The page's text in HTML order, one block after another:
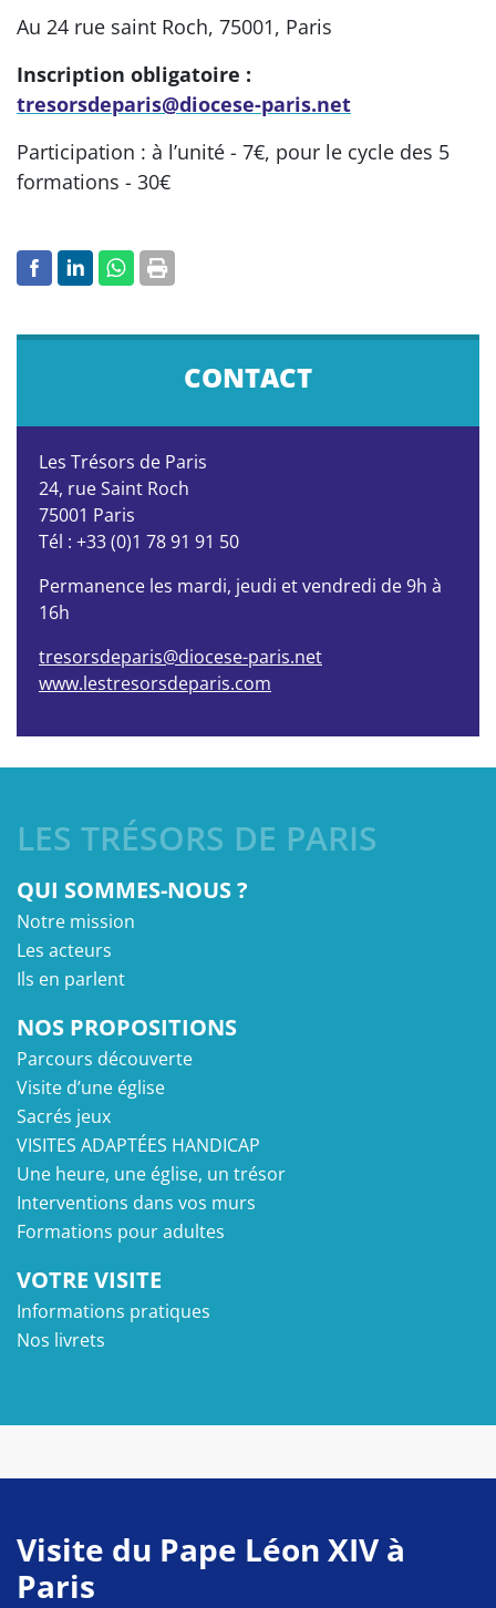
Au 24 rue saint Roch, 75001, Paris
Inscription obligatoire :
tresorsdeparis@diocese-paris.net
Participation : à l’unité - 7€, pour le cycle des 5
formations - 30€
CONTACT
Les Trésors de Paris
24, rue Saint Roch
75001 Paris
Tél : +33 (0)1 78 91 91 50
Permanence les mardi, jeudi et vendredi de 9h à
16h
tresorsdeparis@diocese-paris.net
www.lestresorsdeparis.com
LES TRÉSORS DE PARIS
QUI SOMMES-NOUS ?
Notre mission
Les acteurs
Ils en parlent
NOS PROPOSITIONS
Parcours découverte
Visite d’une église
Sacrés jeux
VISITES ADAPTÉES HANDICAP
Une heure, une église, un trésor
Interventions dans vos murs
Formations pour adultes
VOTRE VISITE
Informations pratiques
Nos livrets
Visite du Pape Léon XIV à
Paris